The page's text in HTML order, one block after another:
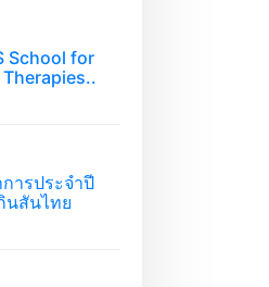
School for
ารประจำปี
นสันไทย